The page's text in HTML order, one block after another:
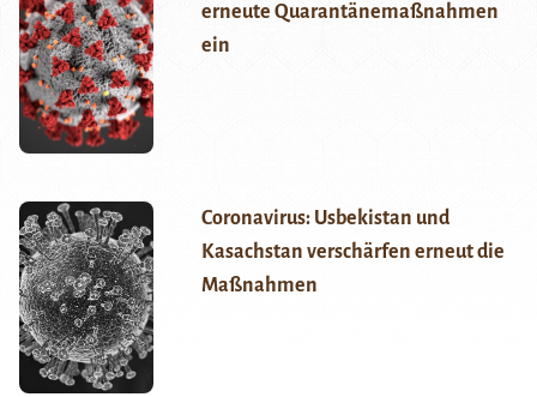
erneute Quarantänemaßnahmen
ein
Coronavirus: Usbekistan und
Kasachstan verschärfen erneut die
Maßnahmen